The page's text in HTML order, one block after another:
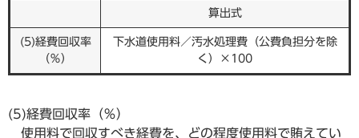
算出式
(5)経費回収率
（％）
下水道使用料／汚水処理費（公費負担分を除
く）×100
(5)経費回収率（％）
使用料で回収すべき経費を、どの程度使用料で賄えてい